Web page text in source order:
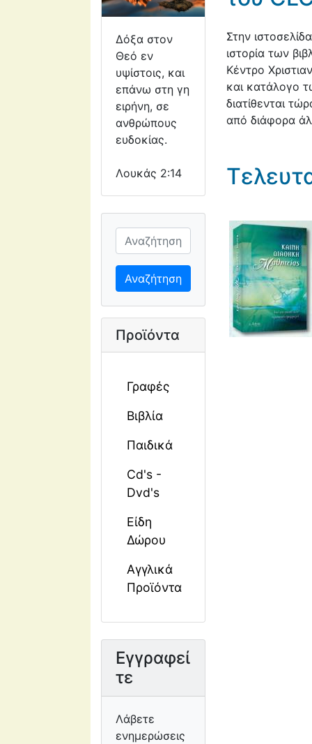
Δόξα στον
Θεό εν
υψίστοις, και
επάνω στη γη
ειρήνη, σε
ανθρώπους
ευδοκίας.
Λουκάς 2:14
Αναζήτηση
Προϊόντα
Γραφές
Βιβλία
Παιδικά
Cd's -
Dvd's
Είδη
Δώρου
Αγγλικά
Προϊόντα
Εγγραφεί
τε
Λάβετε
ενημερώσεις
Στην
ιστορία των
Κέντρο
και κατάλογο
διατίθενται
από διάφορα